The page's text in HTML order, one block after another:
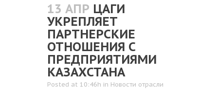
13 АПР ЦАГИ
УКРЕПЛЯЕТ
ПАРТНЕРСКИЕ
ОТНОШЕНИЯ С
ПРЕДПРИЯТИЯМИ
КАЗАХСТАНА
Posted at 10:46h in Новости отрасли